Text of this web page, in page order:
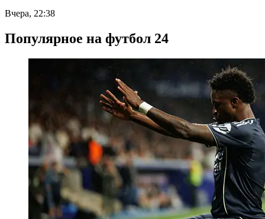
Вчера, 22:38
Популярное на футбол 24